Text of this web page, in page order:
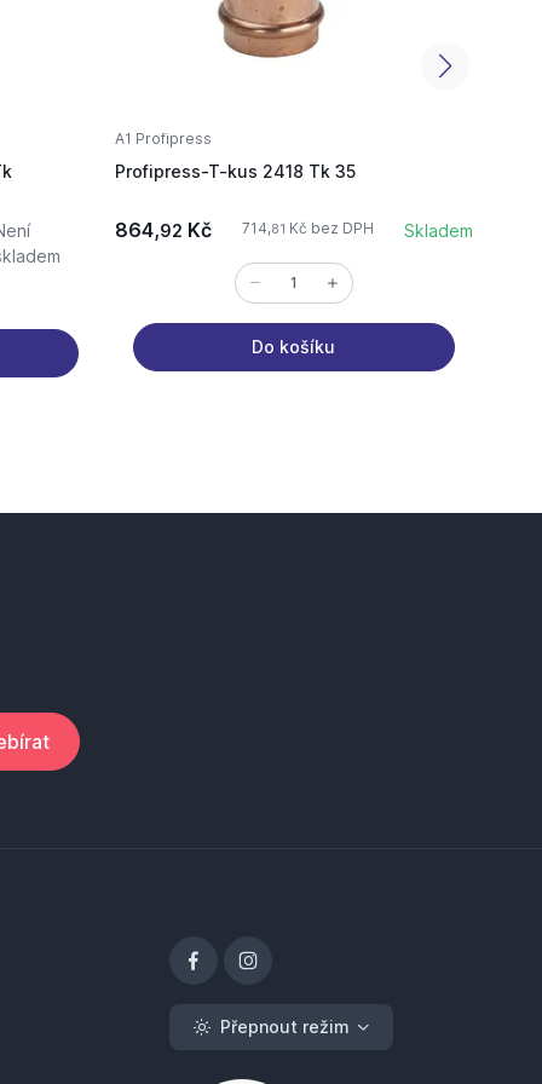
A1 Profipress
Profipress-T-kus 2418 Tk 35
864,92 Kč 714,81 Kč bez DPH Skladem
Do košíku
Přepnout režim